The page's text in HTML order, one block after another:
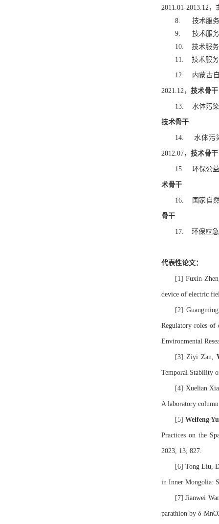
2011.01-2013.12，
8.
技术服
9.
技术服
10.
技术服
11.
技术服
12. 内蒙古
2021.12， 技术骨干
13. 水体污
技术骨干
14. 水体污
2012.07， 技术骨干
15. 环保公
术骨干
16. 国家自
骨干
17. 环保应
代表性论文：
[1] Fuxin
device of electric
[2]
Regulatory roles of
Environmental
[3] Ziyi Zan,
Temporal Stability
[4] Xuelian
A laboratory
[5]Weifeng
Practices on the
2023, 13, 827.
[6] Tong Liu,
in Inner Mongolia:
[7] Jianwei
parathion by δ-